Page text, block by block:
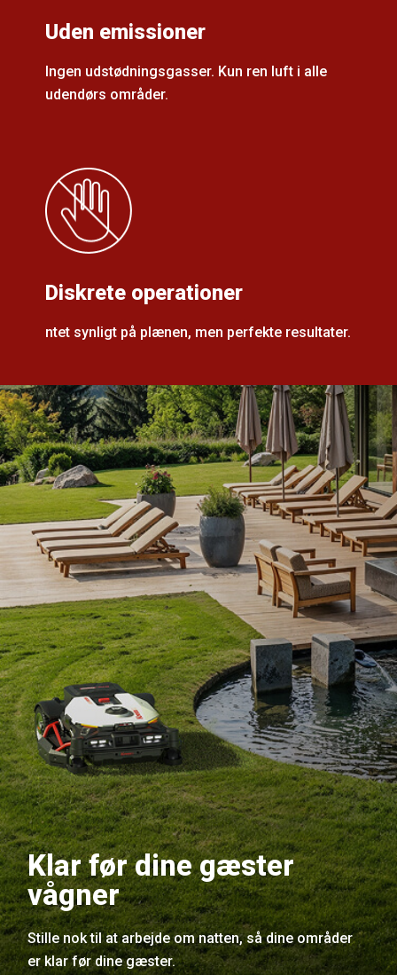
Uden emissioner
Ingen udstødningsgasser. Kun ren luft i alle
udendørs områder.
Diskrete operationer
ntet synligt på plænen, men perfekte resultater.
Klar før dine gæster
vågner
Stille nok til at arbejde om natten, så dine områder
er klar før dine gæster.